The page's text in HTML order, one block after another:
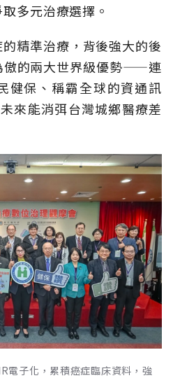
多元治療選擇。
精準治療，背後強大的後
傲的兩大世界級優勢——連
健保、稱霸全球的資通訊
來能消弭台灣城鄉醫療差
電子化，累積癌症臨床資料，強